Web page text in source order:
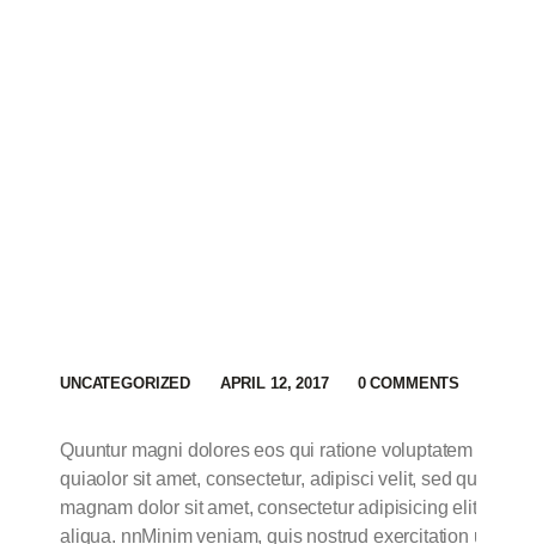
UNCATEGORIZED APRIL 12, 2017 0 COMMENTS
Quuntur magni dolores eos qui ratione voluptatem
quiaolor sit amet, consectetur, adipisci velit, sed quia
magnam dolor sit amet, consectetur adipisicing elit, sed
aliqua. nnMinim veniam, quis nostrud exercitation